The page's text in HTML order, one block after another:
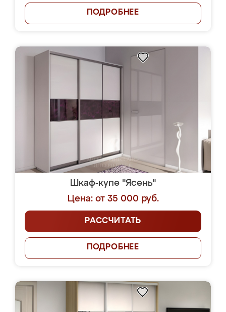
ПОДРОБНЕЕ
Шкаф-купе "Ясень"
Цена: от 35 000 руб.
РАССЧИТАТЬ
ПОДРОБНЕЕ